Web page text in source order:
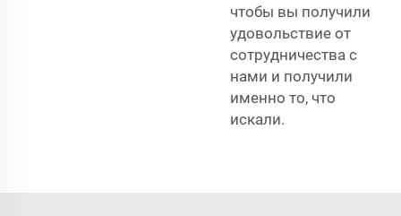
чтобы вы получили
удовольствие от
сотрудничества с
нами и получили
именно то, что
искали.